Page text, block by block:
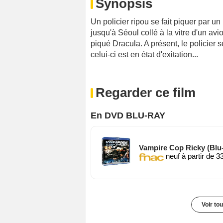
Synopsis
Un policier ripou se fait piquer par
jusqu'à Séoul collé à la vitre d'un
piqué Dracula. A présent, le policier
celui-ci est en état d'exitation...
Regarder ce film
En DVD BLU-RAY
Vampire Cop Ricky
neuf à partir de
Voir